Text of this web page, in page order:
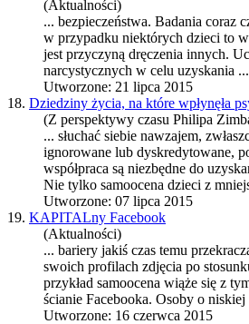
(Aktualności)
... bezpieczeństwa. Badania coraz
w przypadku niektórych dzieci to
jest przyczyną dręczenia innych.
narcystycznych w celu uzyskania ...
Utworzone: 21 lipca 2015
18. Dziedziny życia, na które wpłynęła
(Z perspektywy czasu Philipa
... słuchać siebie nawzajem,
ignorowane lub dyskredytowane,
współpraca są niezbędne do
Nie tylko samoocena dzieci z
Utworzone: 07 lipca 2015
19. KAPITALny Facebook
(Aktualności)
... bariery jakiś czas temu
swoich profilach zdjęcia po
przykład samoocena wiąże się z
ścianie Facebooka. Osoby o niskiej
Utworzone: 16 czerwca 2015